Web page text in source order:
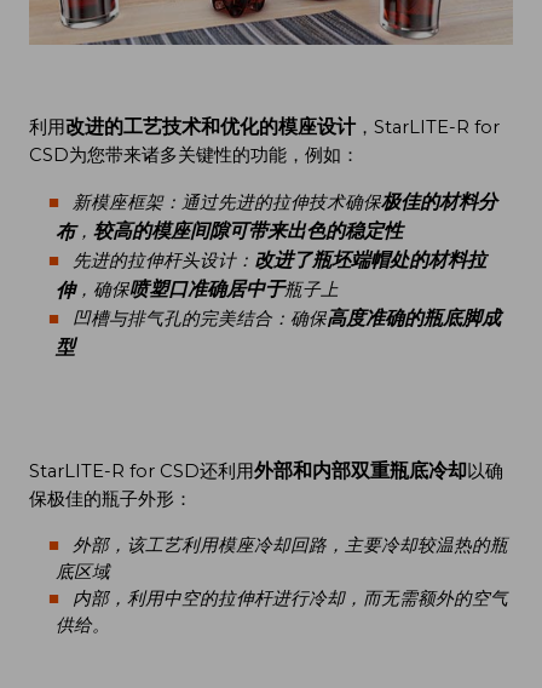
利用改进的工艺技术和优化的模座设计 ，StarLITE-R for
CSD为您带来诸多关键性的功能，例如：
新模座框架：通过先进的拉伸技术确保极佳的材料分
布， 较高的模座间隙可带来出色的稳定性
先进的拉伸杆头设计： 改进了瓶坯端帽处的材料拉
伸，确保喷塑口准确居中于瓶子上
凹槽与排气孔的完美结合：确保高度准确的瓶底脚成
型
StarLITE-R for CSD还利用外部和内部双重瓶底冷却以确
保极佳的瓶子外形：
外部，该工艺利用模座冷却回路，主要冷却较温热的瓶
底区域
内部，利用中空的拉伸杆进行冷却，而无需额外的空气
供给。